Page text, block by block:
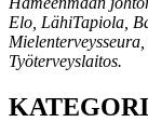
Elo, LähiTapiola,
Työterveyslaitos.